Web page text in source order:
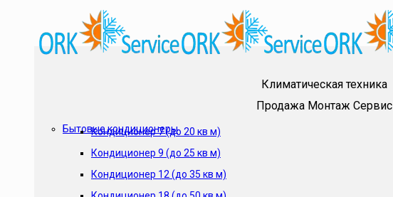
Климатическая техника
Продажа Монтаж Сервис
Бытовые кондиционеры
Кондиционер 7 (до 20 кв м)
Кондиционер 9 (до 25 кв м)
Кондиционер 12 (до 35 кв м)